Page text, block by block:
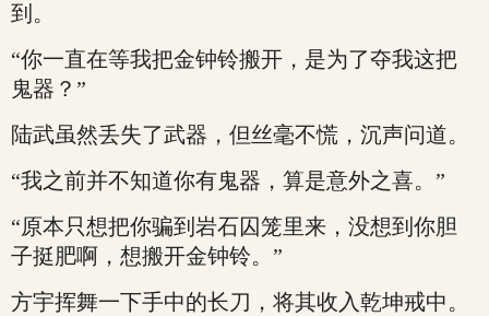
到。
“你一直在等我把金钟铃搬开，是为了夺我这把
鬼器？”
陆武虽然丢失了武器，但丝毫不慌，沉声问道。
“我之前并不知道你有鬼器，算是意外之喜。”
“原本只想把你骗到岩石囚笼里来，没想到你胆
子挺肥啊，想搬开金钟铃。”
方宇挥舞一下手中的长刀，将其收入乾坤戒中。